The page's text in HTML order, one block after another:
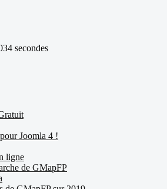
secondes
Joomla 4 !
ligne
de GMapFP